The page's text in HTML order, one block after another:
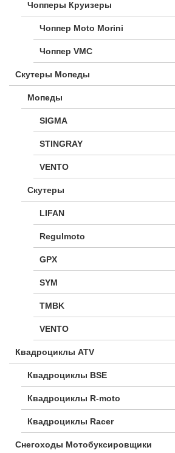
Чопперы Круизеры
Чоппер Moto Morini
Чоппер VMC
Скутеры Мопеды
Мопеды
SIGMA
STINGRAY
VENTO
Скутеры
LIFAN
Regulmoto
GPX
SYM
TMBK
VENTO
Квадроциклы ATV
Квадроциклы BSE
Квадроциклы R-moto
Квадроциклы Racer
Снегоходы Мотобуксировщики